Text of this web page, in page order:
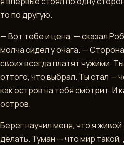
то по другую.
— Вот тебе и цена, — сказал
молча сидел у очага. —
своих всегда платят чужими.
оттого, что выбрал. Ты стал —
как остров на тебя смотрит. И
остров.
Берег научил меня, что я
делать. Туман — что мир такой,